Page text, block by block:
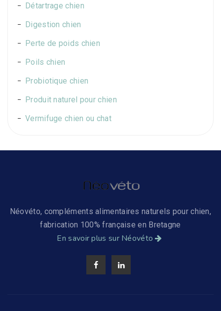
Détartrage chien
Digestion chien
Perte de poids chien
Poils chien
Probiotique chien
Produit naturel pour chien
Vermifuge chien ou chat
Néovéto, compléments alimentaires naturels pour chien,
fabrication 100% française en Bretagne
En savoir plus sur Néovéto